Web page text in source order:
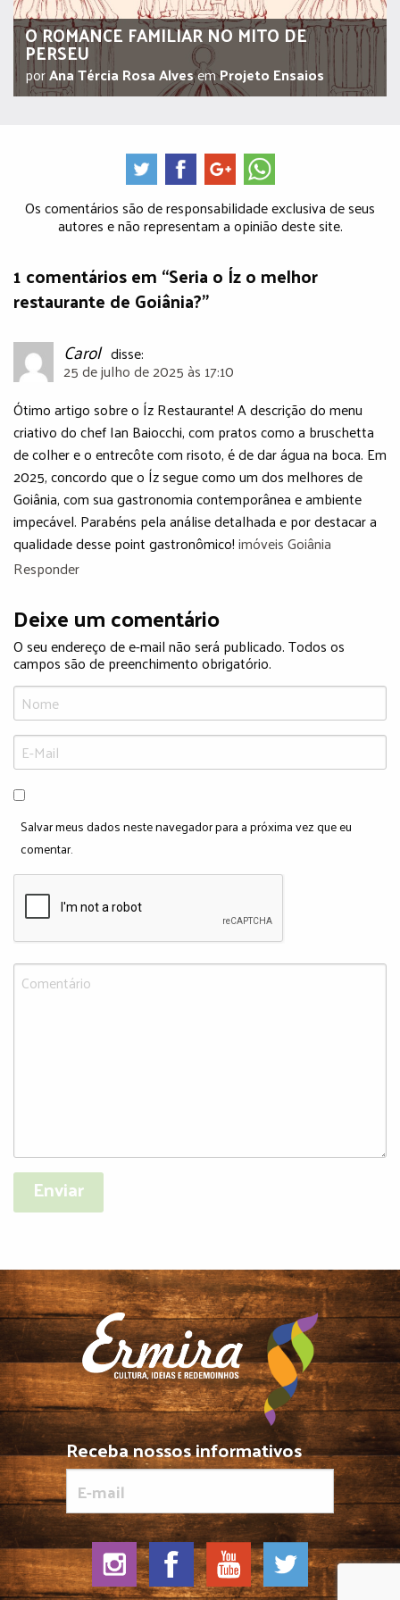
O ROMANCE FAMILIAR NO MITO DE
PERSEU
porAna Tércia Rosa AlvesemProjeto Ensaios
Os comentários são de responsabilidade exclusiva de seus
autores e não representam a opinião deste site.
1 comentários em “Seria o Íz o melhor
restaurante de Goiânia?”
Carol disse:
25 de julho de 2025 às 17:10
Ótimo artigo sobre o Íz Restaurante! A descrição do menu
criativo do chef Ian Baiocchi, com pratos como a bruschetta
de colher e o entrecôte com risoto, é de dar água na boca. Em
2025, concordo que o Íz segue como um dos melhores de
Goiânia, com sua gastronomia contemporânea e ambiente
impecável. Parabéns pela análise detalhada e por destacar a
qualidade desse point gastronômico!imóveis Goiânia
Responder
Deixe um comentário
O seu endereço de e-mail não será publicado. Todos os
campos são de preenchimento obrigatório.
Salvar meus dados neste navegador para a próxima vez que eu
comentar.
Receba nossos informativos